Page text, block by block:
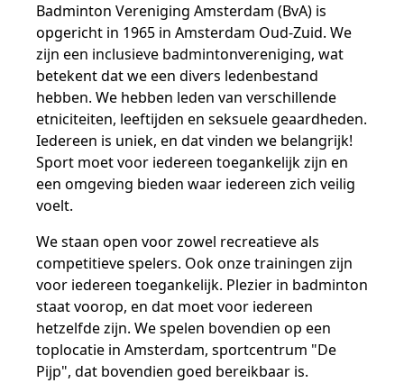
Badminton Vereniging Amsterdam (BvA) is
opgericht in 1965 in Amsterdam Oud-Zuid. We
zijn een inclusieve badmintonvereniging, wat
betekent dat we een divers ledenbestand
hebben. We hebben leden van verschillende
etniciteiten, leeftijden en seksuele geaardheden.
Iedereen is uniek, en dat vinden we belangrijk!
Sport moet voor iedereen toegankelijk zijn en
een omgeving bieden waar iedereen zich veilig
voelt.
We staan open voor zowel recreatieve als
competitieve spelers. Ook onze trainingen zijn
voor iedereen toegankelijk. Plezier in badminton
staat voorop, en dat moet voor iedereen
hetzelfde zijn. We spelen bovendien op een
toplocatie in Amsterdam, sportcentrum "De
Pijp", dat bovendien goed bereikbaar is.